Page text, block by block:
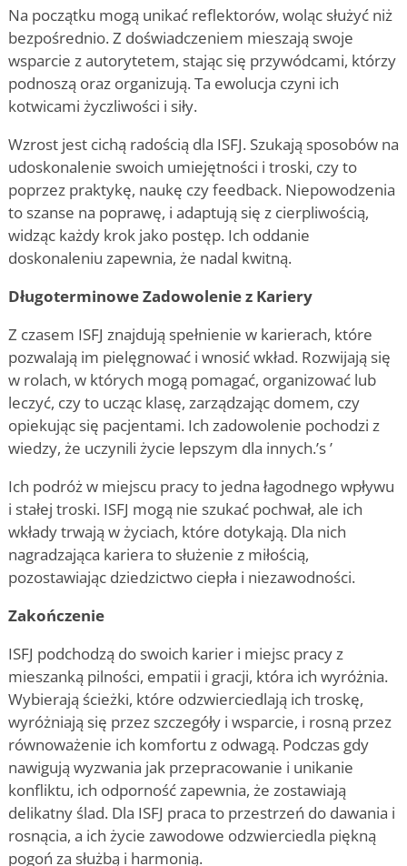
Na początku mogą unikać reflektorów, woląc służyć niż
bezpośrednio. Z doświadczeniem mieszają swoje
wsparcie z autorytetem, stając się przywódcami, którzy
podnoszą oraz organizują. Ta ewolucja czyni ich
kotwicami życzliwości i siły.
Wzrost jest cichą radością dla ISFJ. Szukają sposobów na
udoskonalenie swoich umiejętności i troski, czy to
poprzez praktykę, naukę czy feedback. Niepowodzenia
to szanse na poprawę, i adaptują się z cierpliwością,
widząc każdy krok jako postęp. Ich oddanie
doskonaleniu zapewnia, że nadal kwitną.
Długoterminowe Zadowolenie z Kariery
Z czasem ISFJ znajdują spełnienie w karierach, które
pozwalają im pielęgnować i wnosić wkład. Rozwijają się
w rolach, w których mogą pomagać, organizować lub
leczyć, czy to ucząc klasę, zarządzając domem, czy
opiekując się pacjentami. Ich zadowolenie pochodzi z
wiedzy, że uczynili życie lepszym dla innych.’s’
Ich podróż w miejscu pracy to jedna łagodnego wpływu
i stałej troski. ISFJ mogą nie szukać pochwał, ale ich
wkłady trwają w życiach, które dotykają. Dla nich
nagradzająca kariera to służenie z miłością,
pozostawiając dziedzictwo ciepła i niezawodności.
Zakończenie
ISFJ podchodzą do swoich karier i miejsc pracy z
mieszanką pilności, empatii i gracji, która ich wyróżnia.
Wybierają ścieżki, które odzwierciedlają ich troskę,
wyróżniają się przez szczegóły i wsparcie, i rosną przez
równoważenie ich komfortu z odwagą. Podczas gdy
nawigują wyzwania jak przepracowanie i unikanie
konfliktu, ich odporność zapewnia, że zostawiają
delikatny ślad. Dla ISFJ praca to przestrzeń do dawania i
rosnącia, a ich życie zawodowe odzwierciedla piękną
pogoń za służbą i harmonią.